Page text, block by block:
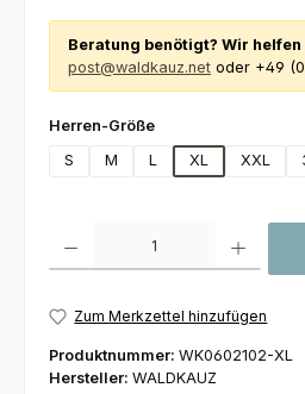
Beratung benötigt? Wir helfen
post@waldkauz.net oder +49
Herren-Größeauswählen
S
M L XL XXL
Zum Merkzettel hinzufügen
Produktnummer: WK0602102-XL
Hersteller: WALDKAUZ